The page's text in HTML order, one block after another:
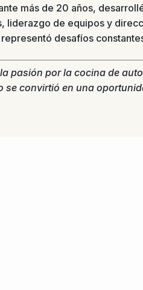
más de 20 años,
liderazgo de equipos y
desafíos
pasión por la cocina de
se convirtió en una